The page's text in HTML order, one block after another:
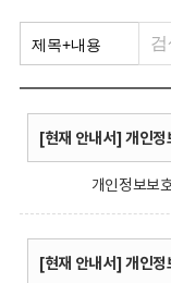
[현재 안내서] 개인
개인정보보
[현재 안내서] 개인